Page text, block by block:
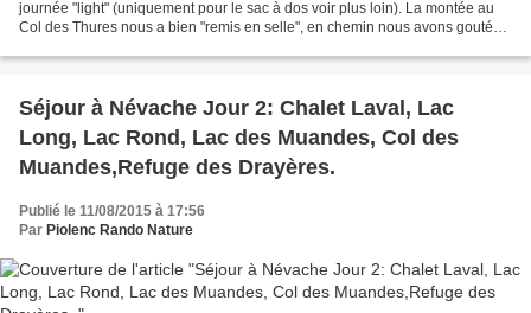
journée "light" (uniquement pour le sac à dos voir plus loin). La montée au
Col des Thures nous a bien "remis en selle", en chemin nous avons gouté
Séjour à Névache Jour 2: Chalet Laval, Lac
Long, Lac Rond, Lac des Muandes, Col des
Muandes,Refuge des Drayères.
Publié le 11/08/2015 à 17:56
Par Piolenc Rando Nature